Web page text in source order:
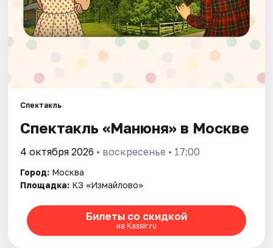
Спектакль
Спектакль «Манюня» в Москве
4 октября 2026 • воскресенье • 17:00
Город: Москва
Площадка: КЗ «Измайлово»
Билеты со скидкой
на Kassir.ru